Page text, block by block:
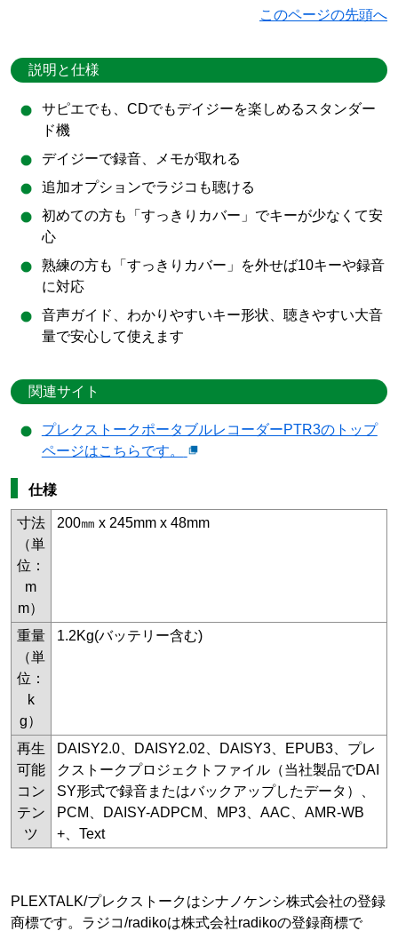
このページの先頭へ
説明と仕様
サピエでも、CDでもデイジーを楽しめるスタンダー
ド機
デイジーで録音、メモが取れる
追加オプションでラジコも聴ける
初めての方も「すっきりカバー」でキーが少なくて安
心
熟練の方も「すっきりカバー」を外せば10キーや録音
に対応
音声ガイド、わかりやすいキー形状、聴きやすい大音
量で安心して使えます
関連サイト
プレクストークポータブルレコーダーPTR3のトップ
ページはこちらです。
仕様
寸法
（単
位：
m
m）
200㎜ x 245mm x 48mm
重量
（単
位：
k
g）
1.2Kg(バッテリー含む)
再生
可能
コン
テン
ツ
DAISY2.0、DAISY2.02、DAISY3、EPUB3、プレ
クストークプロジェクトファイル（当社製品でDAI
SY形式で録音またはバックアップしたデータ）、
PCM、DAISY-ADPCM、MP3、AAC、AMR-WB
+、Text
PLEXTALK/プレクストークはシナノケンシ株式会社の登録
商標です。ラジコ/radikoは株式会社radikoの登録商標で